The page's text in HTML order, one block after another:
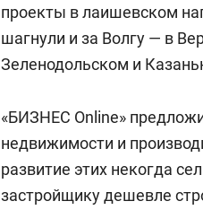
проекты в лаишевском
шагнули и за Волгу — в
Зеленодольском и
«БИЗНЕС Online»
недвижимости и
развитие этих некогда
застройщику дешевле